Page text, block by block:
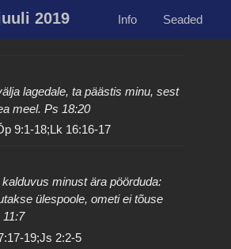
2019 Info Seaded
lagedale, ta päästis minu, sest
meel. Ps 18:20
9:1-18;Lk 16:16-17
minust ära pöörduda:
ülespoole, ometi ei tõuse
19;Js 2:2-5